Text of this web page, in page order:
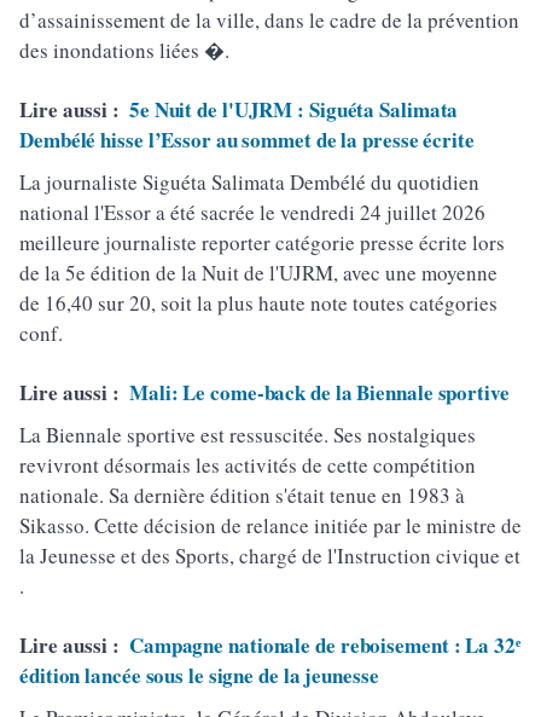
d’assainissement de la ville, dans le cadre de la prévention
des inondations liées �.
Lire aussi : 5e Nuit de l'UJRM : Siguéta Salimata
Dembélé hisse l’Essor au sommet de la presse écrite
La journaliste Siguéta Salimata Dembélé du quotidien
national l'Essor a été sacrée le vendredi 24 juillet 2026
meilleure journaliste reporter catégorie presse écrite lors
de la 5e édition de la Nuit de l'UJRM, avec une moyenne
de 16,40 sur 20, soit la plus haute note toutes catégories
conf.
Lire aussi : Mali: Le come-back de la Biennale sportive
La Biennale sportive est ressuscitée. Ses nostalgiques
revivront désormais les activités de cette compétition
nationale. Sa dernière édition s'était tenue en 1983 à
Sikasso. Cette décision de relance initiée par le ministre de
la Jeunesse et des Sports, chargé de l'Instruction civique et
.
Lire aussi : Campagne nationale de reboisement : La 32ᵉ
édition lancée sous le signe de la jeunesse